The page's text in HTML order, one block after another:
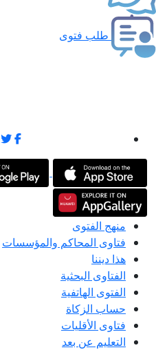
طلب فتوى
منهج الفتوى
فتاوى المحاكم والمؤسسات
هذا ديننا
الفتاوى البحثية
الفتوى الهاتفية
حساب الزكاة
فتاوى الأقليات
التعليم عن بعد